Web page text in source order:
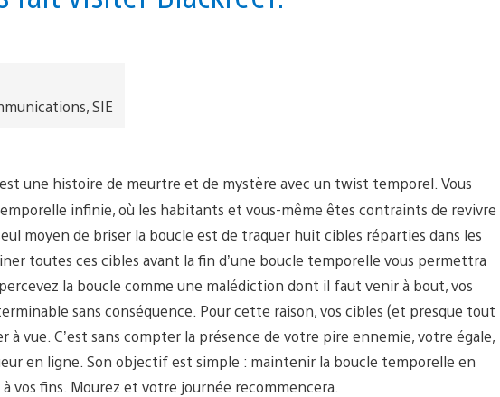
SIE
une histoire de meurtre et de mystère avec un twist temporel. Vous
infinie, où les habitants et vous-même êtes contraints de revivre
moyen de briser la boucle est de traquer huit cibles réparties dans les
toutes ces cibles avant la fin d’une boucle temporelle vous permettra
la boucle comme une malédiction dont il faut venir à bout, vos
sans conséquence. Pour cette raison, vos cibles (et presque tout
vue. C’est sans compter la présence de votre pire ennemie, votre égale,
en ligne. Son objectif est simple : maintenir la boucle temporelle en
vos fins. Mourez et votre journée recommencera.